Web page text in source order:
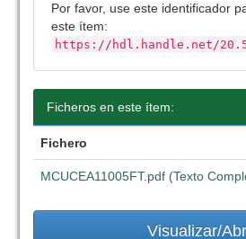
Por favor, use este identificador
este ítem:
https://hdl.handle.net/
Ficheros en este ítem:
Fichero
MCUCEA11005FT.pdf (Texto
Visualizar/